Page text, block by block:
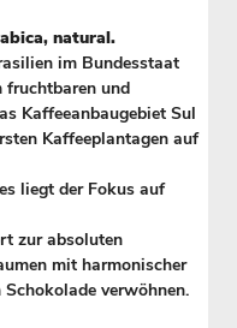
natural.
im Bundesstaat
fruchtbaren und
Kaffeeanbaugebiet Sul
Kaffeeplantagen auf
liegt der Fokus auf
zur absoluten
mit harmonischer
verwöhnen.